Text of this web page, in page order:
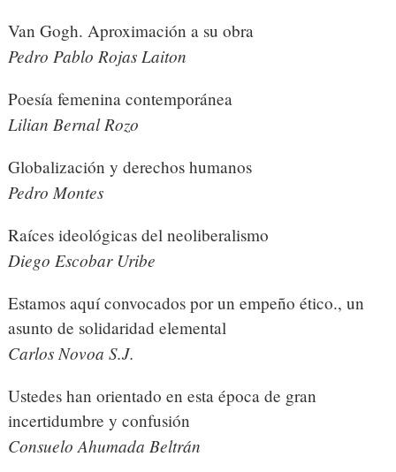
Van Gogh. Aproximación a su obra
Pedro Pablo Rojas Laiton
Poesía femenina contemporánea
Lilian Bernal Rozo
Globalización y derechos humanos
Pedro Montes
Raíces ideológicas del neoliberalismo
Diego Escobar Uribe
Estamos aquí convocados por un empeño ético., un
asunto de solidaridad elemental
Carlos Novoa S.J.
Ustedes han orientado en esta época de gran
incertidumbre y confusión
Consuelo Ahumada Beltrán